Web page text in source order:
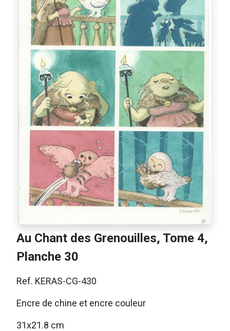
Au Chant des Grenouilles, Tome 4,
Planche 30
Ref. KERAS-CG-430
Encre de chine et encre couleur
31x21.8 cm